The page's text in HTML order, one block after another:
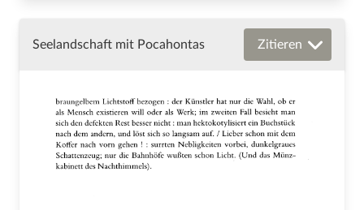
Seelandschaft mit Pocahontas Zitieren